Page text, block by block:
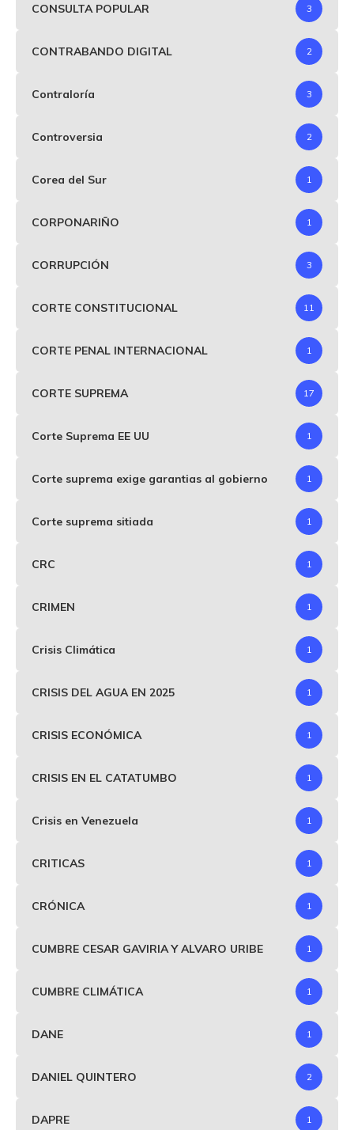
CONSULTA POPULAR 3
CONTRABANDO DIGITAL 2
Contraloría 3
Controversia 2
Corea del Sur 1
CORPONARIÑO 1
CORRUPCIÓN 3
CORTE CONSTITUCIONAL 11
CORTE PENAL INTERNACIONAL 1
CORTE SUPREMA 17
Corte Suprema EE UU 1
Corte suprema exige garantias al gobierno 1
Corte suprema sitiada 1
CRC 1
CRIMEN 1
Crisis Climática 1
CRISIS DEL AGUA EN 2025 1
CRISIS ECONÓMICA 1
CRISIS EN EL CATATUMBO 1
Crisis en Venezuela 1
CRITICAS 1
CRÓNICA 1
CUMBRE CESAR GAVIRIA Y ALVARO URIBE 1
CUMBRE CLIMÁTICA 1
DANE 1
DANIEL QUINTERO 2
DAPRE 1